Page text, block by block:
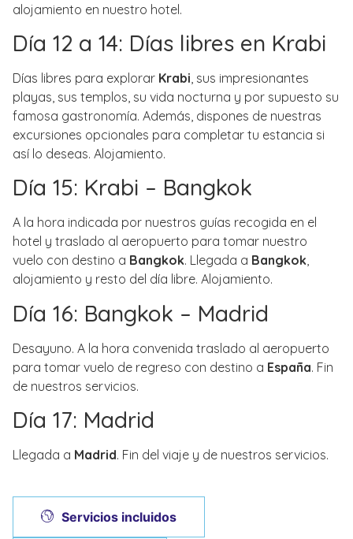
alojamiento en nuestro hotel.
Día 12 a 14: Días libres en Krabi
Días libres para explorar Krabi , sus impresionantes
playas, sus templos, su vida nocturna y por supuesto su
famosa gastronomía. Además, dispones de nuestras
excursiones opcionales para completar tu estancia si
así lo deseas. Alojamiento.
Día 15: Krabi – Bangkok
A la hora indicada por nuestros guías recogida en el
hotel y traslado al aeropuerto para tomar nuestro
vuelo con destino a Bangkok. Llegada a Bangkok,
alojamiento y resto del día libre. Alojamiento.
Día 16: Bangkok – Madrid
Desayuno. A la hora convenida traslado al aeropuerto
para tomar vuelo de regreso con destino a España. Fin
de nuestros servicios.
Día 17: Madrid
Llegada a Madrid. Fin del viaje y de nuestros servicios.
Servicios incluidos